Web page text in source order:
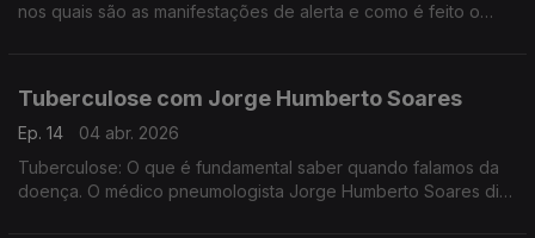
nos quais são as manifestações de alerta e como é feito o
Tuberculose com Jorge Humberto Soares
Ep. 14
04 abr. 2026
Tuberculose: O que é fundamental saber quando falamos da
doença. O médico pneumologista Jorge Humberto Soares diz-